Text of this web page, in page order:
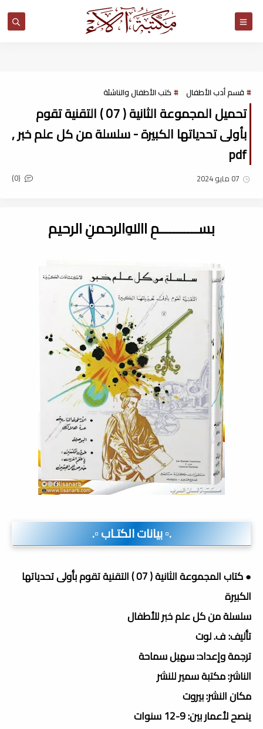
قسم أدب الأطفال كتب الأطفال والناشئة
تحميل المجموعة الثانية ( 07 ) التقنية تقوم
بأولى تحدياتها الكبيرة - سلسلة من كل علم خبر ,
pdf
07 مايو 2024 (0)
بســـــــــــمِ اﷲِالرحمنِ الرحيم
.▫️ بيانات الكتـاب ▫️.
● كتاب المجموعة الثانية ( 07 ) التقنية تقوم بأولى تحدياتها
الكبيرة
سلسلة من كل علم خبر للأطفال
تأليف: ف. لوت
ترجمة وإعداد: سهيل سماحة
الناشر: مكتبة سمير للنشر
مكان النشر: بيروت
ينصح لأعمار بين: 9-12 سنوات